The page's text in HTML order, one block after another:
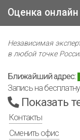
Оценка онлайн
Независимая
в любой точке
Ближайший адрес:
Запись на
Показать
Контакты
Сменить офис